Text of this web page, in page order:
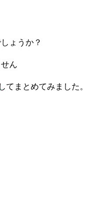
ょうか？
ん
してまとめてみました。